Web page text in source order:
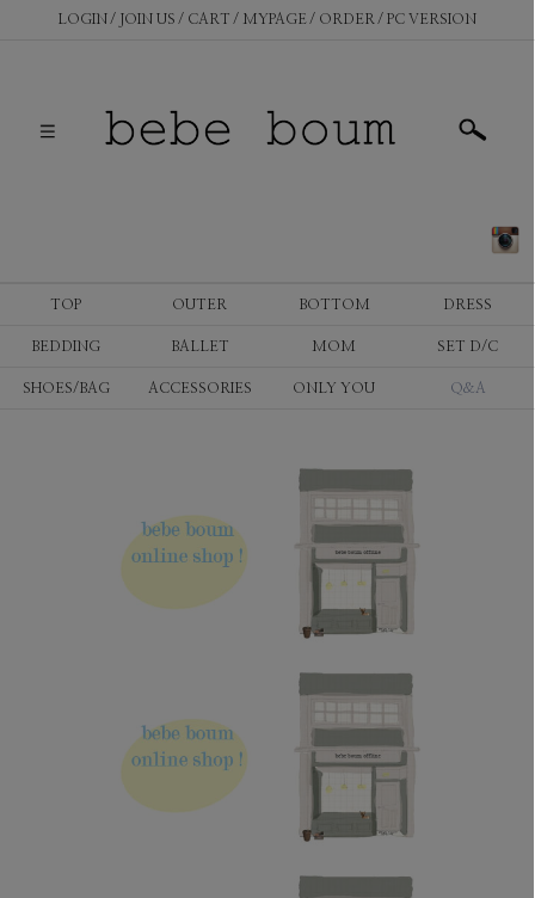
LOGIN JOIN US CART MYPAGE ORDER PC VERSION
TOP OUTER BOTTOM DRESS
BEDDING BALLET MOM SET D/C
SHOES/BAG ACCESSORIES ONLY YOU Q&A